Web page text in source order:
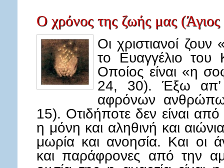
Ο χρόνος της ζωής μας (Άγιος
Οι χριστιανοί
το Ευαγγέλιο του
Οποίος είναι «η
24, 30). Έξω απ’
αφρόνων
15). Οτιδήποτε δεν είναι
η μόνη και αληθινή και
μωρία και ανοησία. Και οι
και παράφρονες από την